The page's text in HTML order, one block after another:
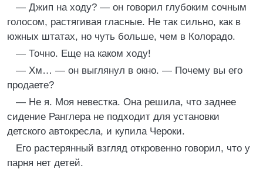
— Джип на ходу? — он говорил глубоким сочным
голосом, растягивая гласные. Не так сильно, как в
южных штатах, но чуть больше, чем в Колорадо.
— Точно. Еще на каком ходу!
— Хм… — он выглянул в окно. — Почему вы его
продаете?
— Не я. Моя невестка. Она решила, что заднее
сидение Ранглера не подходит для установки
детского автокресла, и купила Чероки.
Его растерянный взгляд откровенно говорил, что у
парня нет детей.